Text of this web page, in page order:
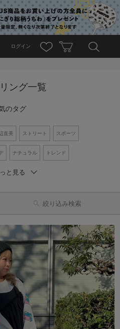
ログイン
ング一覧
のタグ
直美 ストリート スポーツ
ナチュラル トレンド
荷アイテム
ワンピース シャツコーデ
と見る
絞り込み検索